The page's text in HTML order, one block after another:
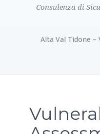
Consulenza di
Alta Val Tidone –